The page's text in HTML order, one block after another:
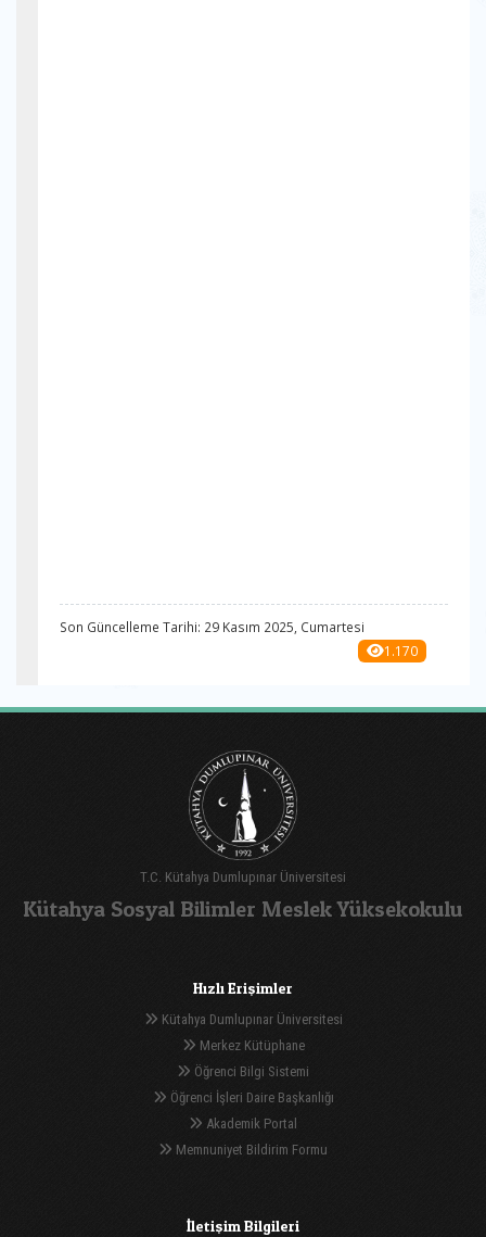
Son Güncelleme Tarihi: 29 Kasım 2025, Cumartesi
1.170
T.C. Kütahya Dumlupınar Üniversitesi
Kütahya Sosyal Bilimler Meslek Yüksekokulu
Hızlı Erişimler
Kütahya Dumlupınar Üniversitesi
Merkez Kütüphane
Öğrenci Bilgi Sistemi
Öğrenci İşleri Daire Başkanlığı
Akademik Portal
Memnuniyet Bildirim Formu
İletişim Bilgileri